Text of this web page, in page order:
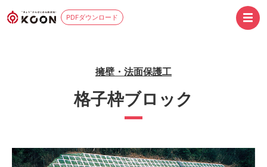
PDFダウンロード
擁壁・法面保護工
格子枠ブロック